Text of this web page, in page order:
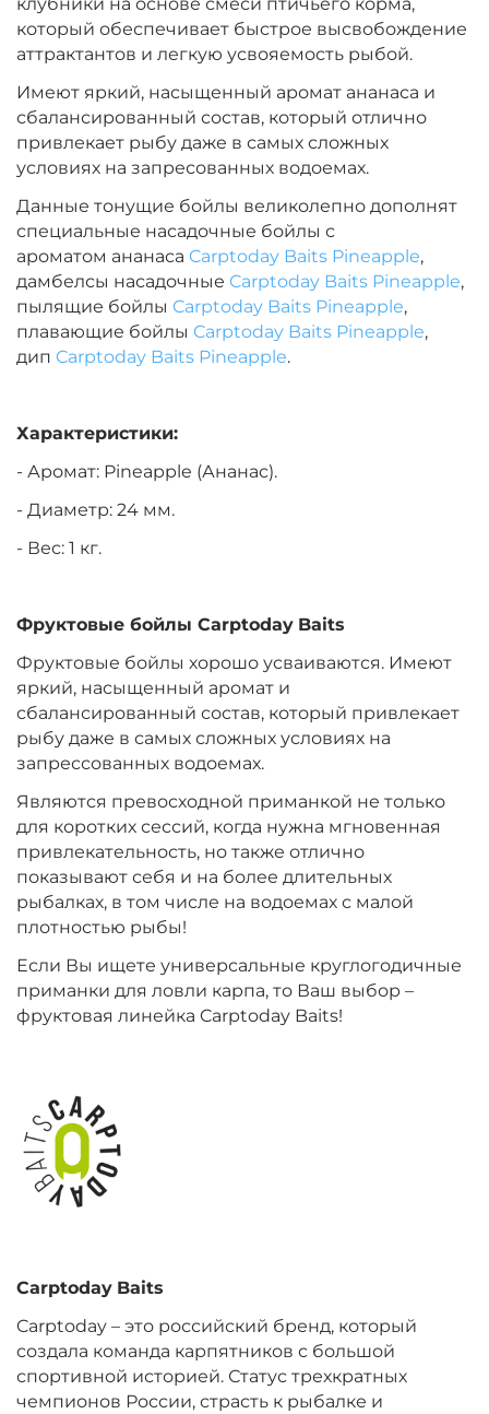
Диаметр:
Вкус:
Острые Специи
‍899‍ ₽ ‍1 058‍₽ +
−
Вкус:
Острые Специи
‍899‍ ₽‍1 058‍₽ +
−
Диаметр:
‍899‍ ‍1 058‍
Диаметр:
‍899‍ ₽‍1 058‍₽ +
−
Диаметр:
Вкус:
‍899‍ ₽‍1 058‍₽ −
Диаметр:
Вкус:
‍899‍ ₽‍1 058‍₽ −
Диаметр:
Вкус:
Вкус:
‍899‍ ₽‍1 058‍ ₽ +
−
который обеспечивает быстрое высвобождение
аттрактантов и легкую усвояемость рыбой.
Имеют яркий, насыщенный аромат ананаса и
сбалансированный состав, который отлично
привлекает рыбу даже в самых сложных
условиях на запресованных водоемах.
Данные тонущие бойлы великолепно дополнят
специальные насадочные бойлы с
ароматом ананаса Carptoday Baits Pineapple,
дамбелсы насадочные Carptoday Baits Pineapple,
пылящие бойлы Carptoday Baits Pineapple,
плавающие бойлы Carptoday Baits Pineapple,
дип Carptoday Baits Pineapple.
Характеристики:
- Аромат: Pineapple (Ананас).
- Диаметр: 24 мм.
- Вес: 1 кг.
Фруктовые бойлы Carptoday Baits
Фруктовые бойлы хорошо усваиваются. Имеют
яркий, насыщенный аромат и
сбалансированный состав, который привлекает
рыбу даже в самых сложных условиях на
запрессованных водоемах.
Являются превосходной приманкой не только
для коротких сессий, когда нужна мгновенная
привлекательность, но также отлично
показывают себя и на более длительных
рыбалках, в том числе на водоемах с малой
плотностью рыбы!
Если Вы ищете универсальные круглогодичные
приманки для ловли карпа, то Ваш выбор –
фруктовая линейка Carptoday Baits!
Carptoday Baits
Carptoday – это российский бренд, который
создала команда карпятников с большой
спортивной историей. Статус трехкратных
чемпионов России, страсть к рыбалке и